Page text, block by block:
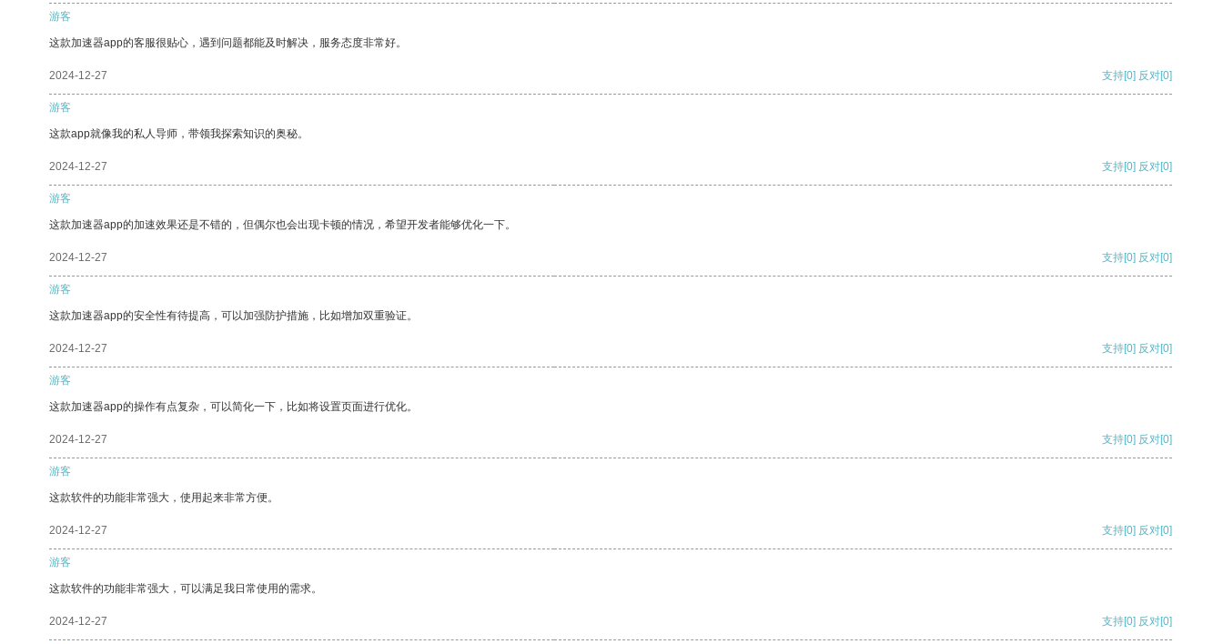
游客
这款加速器app的客服很贴心，遇到问题都能及时解决，服务态度非常好。
2024-12-27 支持[0] 反对[0]
游客
这款app就像我的私人导师，带领我探索知识的奥秘。
2024-12-27 支持[0] 反对[0]
游客
这款加速器app的加速效果还是不错的，但偶尔也会出现卡顿的情况，希望开发者能够优化一下。
2024-12-27 支持[0] 反对[0]
游客
这款加速器app的安全性有待提高，可以加强防护措施，比如增加双重验证。
2024-12-27 支持[0] 反对[0]
游客
这款加速器app的操作有点复杂，可以简化一下，比如将设置页面进行优化。
2024-12-27 支持[0] 反对[0]
游客
这款软件的功能非常强大，使用起来非常方便。
2024-12-27 支持[0] 反对[0]
游客
这款软件的功能非常强大，可以满足我日常使用的需求。
2024-12-27 支持[0] 反对[0]